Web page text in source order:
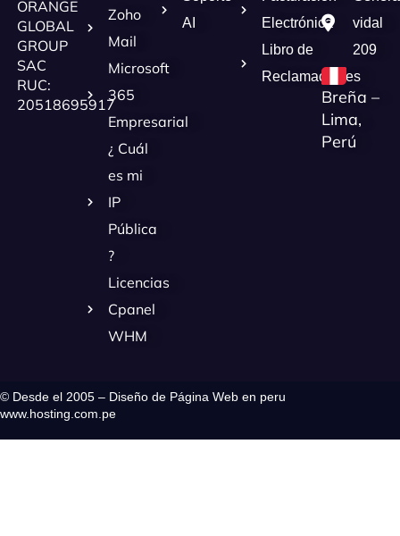
ORANGE
GLOBAL
GROUP
SAC
RUC:
20518695917
Zoho
Mail
Microsoft
365
Empresarial
¿ Cuál
es mi
IP
Pública
?
Licencias
Cpanel
WHM
AI
Electrónica
Libro de
Reclamaciones
vidal
209
Breña –
Lima,
Perú
© Desde el 2005 – Diseño de Página Web en peru
www.hosting.com.pe